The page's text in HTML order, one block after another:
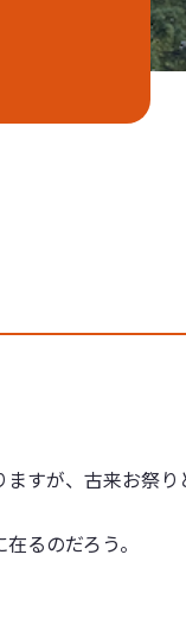
すが、古来お祭
るのだろう。